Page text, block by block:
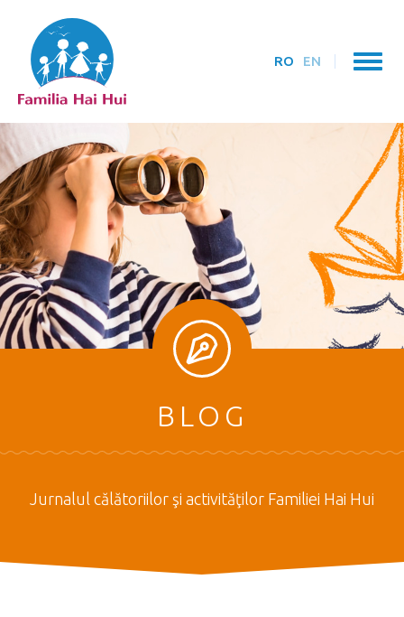
RO EN
BLOG
Jurnalul călătoriilor şi activităţilor Familiei Hai Hui